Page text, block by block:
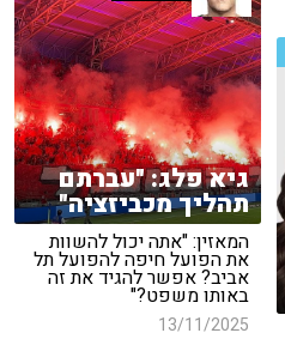
גיא פלג: "עברתם
תהליך מכביזציה"
המאזין: "אתה יכול להשוות
את הפועל חיפה להפועל תל
אביב? אפשר להגיד את זה
באותו משפט?"
13/11/2025